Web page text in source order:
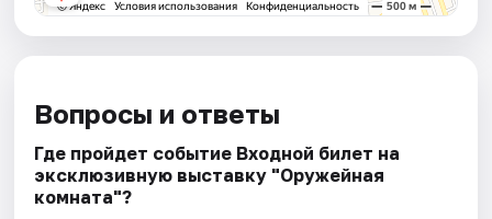
Вопросы и ответы
Где пройдет событие Входной билет на
эксклюзивную выставку "Оружейная
комната"?